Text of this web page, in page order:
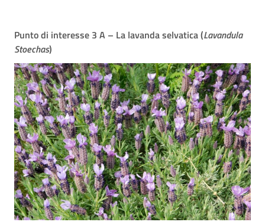
Punto di interesse 3 A – La lavanda selvatica (Lavandula
Stoechas)